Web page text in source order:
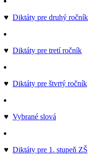
♥ Diktáty pre druhý ročník
♥ Diktáty pre tretí ročník
♥ Diktáty pre štvrtý ročník
♥ Vybrané slová
♥ Diktáty pre 1. stupeň ZŠ